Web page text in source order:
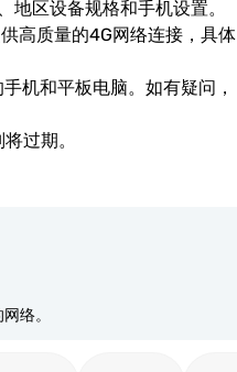
地区设备规格和手机设置。
高质量的4G网络连接，具体
机和平板电脑。如有疑问，
过期。
络。